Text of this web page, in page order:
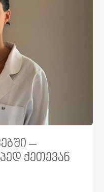
–
ქეთევან